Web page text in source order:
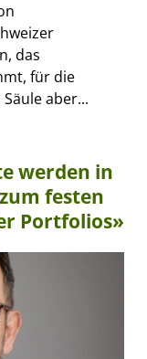
das
für die
aber...
werden in
festen
Portfolios»